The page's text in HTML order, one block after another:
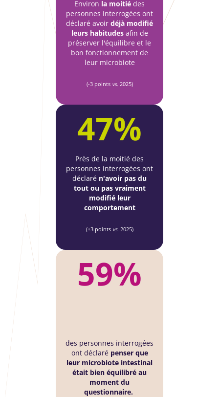
Environ la moitié des
personnes interrogées ont
déclaré avoir déjà modifié
leurs habitudesafin de
préserver l'équilibre et le
bon fonctionnement de
leur microbiote
(-3 points vs. 2025)
47%
Près de la moitié des
personnes interrogées ont
déclaré n'avoir pas du
tout ou pas vraiment
modifié leur
comportement
(+3 points vs. 2025)
59%
des personnes interrogées
ont déclaré penser que
leur microbiote intestinal
était bien équilibré au
moment du
questionnaire.